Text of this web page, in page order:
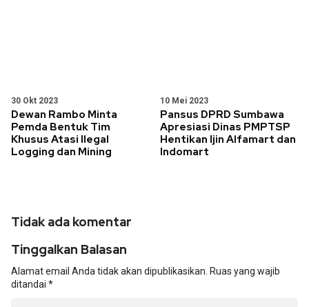
30 Okt 2023
Dewan Rambo Minta
Pemda Bentuk Tim
Khusus Atasi Ilegal
Logging dan Mining
10 Mei 2023
Pansus DPRD Sumbawa
Apresiasi Dinas PMPTSP
Hentikan Ijin Alfamart dan
Indomart
Tidak ada komentar
Tinggalkan Balasan
Alamat email Anda tidak akan dipublikasikan. Ruas yang wajib
ditandai *